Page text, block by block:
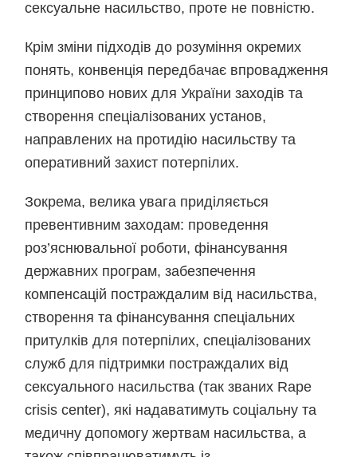
сексуальне насильство, проте не повністю.
Крім зміни підходів до розуміння окремих
понять, конвенція передбачає впровадження
принципово нових для України заходів та
створення спеціалізованих установ,
направлених на протидію насильству та
оперативний захист потерпілих.
Зокрема, велика увага приділяється
превентивним заходам: проведення
роз’яснювальної роботи, фінансування
державних програм, забезпечення
компенсацій постраждалим від насильства,
створення та фінансування спеціальних
притулків для потерпілих, спеціалізованих
служб для підтримки постраждалих від
сексуального насильства (так званих Rape
crisis center), які надаватимуть соціальну та
медичну допомогу жертвам насильства, а